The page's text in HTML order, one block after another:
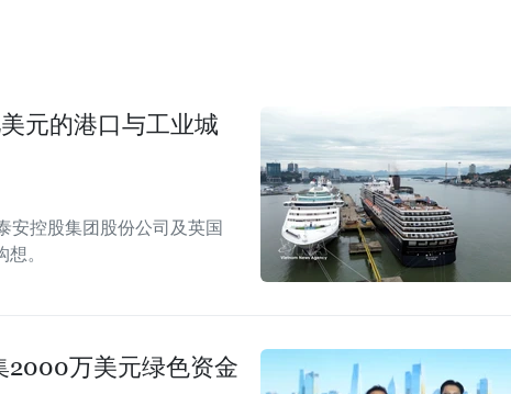
元的港口与工业城
安控股集团股份公司及英国
。
2000万美元绿色资金